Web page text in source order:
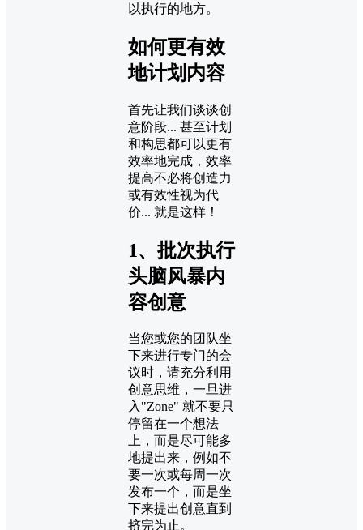
以执行的地方。
如何更有效
地计划内容
首先让我们谈谈创
意阶段... 甚至计划
和构思都可以更有
效率地完成，效率
提高不必将创造力
或有效性视为代
价... 就是这样！
1、批次执行
头脑风暴内
容创意
当您或您的团队坐
下来进行专门的会
议时，请充分利用
创意思维，一旦进
入"Zone" 就不要只
停留在一个想法
上，而是尽可能多
地提出来，例如不
要一次或每周一次
发布一个，而是坐
下来提出创意直到
挤完为止。